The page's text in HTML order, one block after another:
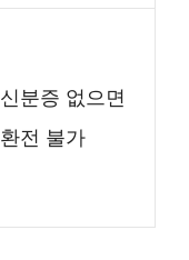
신분증 없으면
환전 불가